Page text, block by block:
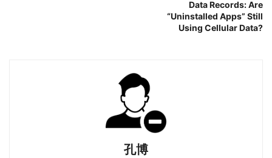
Data Records: Are
“Uninstalled Apps” Still
Using Cellular Data?
孔博